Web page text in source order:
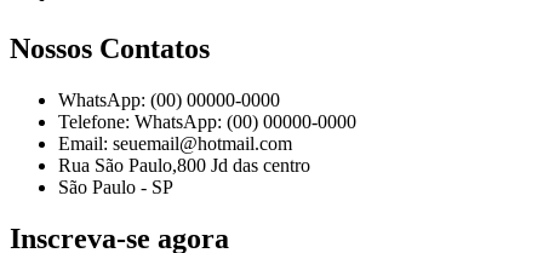
Nossos Contatos
WhatsApp: (00) 00000-0000
Telefone: WhatsApp: (00) 00000-0000
Email: seuemail@hotmail.com
Rua São Paulo,800 Jd das centro
São Paulo - SP
Inscreva-se agora